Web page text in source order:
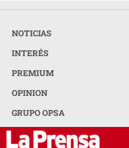
NOTICIAS
INTERÉS
PREMIUM
OPINION
GRUPO OPSA